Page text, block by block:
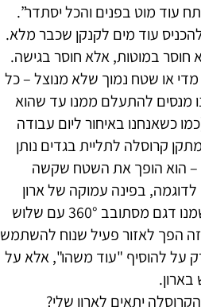
עוד מוט בפנים והכל יסתדר”.
עוד מים לקנקן שכבר מלא.
חוסר במוטות, אלא חוסר בגישה.
או שטח נמוך שלא מנוצל – כל
מנסים להתעלם ממנו עד שהוא
כשאנחנו באיחור ליום עבודה
קרוסלה לתליית בגדים נותן
– הוא הופך את השטח שקשה
לדוגמה, בפינה עמוקה של ארון
פינתי שלא נגענו בה שנים שמנו דגם מסתובב 360° עם שלוש
הפך לאזור פעיל שנוח להשתמש
על להוסיף "עוד משהו", אלא על
בארון.
יתאים לארון שלי?